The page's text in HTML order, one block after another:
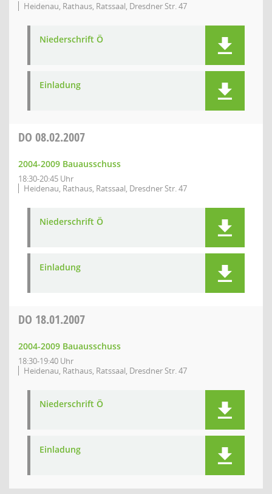
Heidenau, Rathaus, Ratssaal, Dresdner Str. 47
Niederschrift Ö
Einladung
DO 08.02.2007
2004-2009 Bauausschuss
18:30-20:45 Uhr
Heidenau, Rathaus, Ratssaal, Dresdner Str. 47
Niederschrift Ö
Einladung
DO 18.01.2007
2004-2009 Bauausschuss
18:30-19:40 Uhr
Heidenau, Rathaus, Ratssaal, Dresdner Str. 47
Niederschrift Ö
Einladung